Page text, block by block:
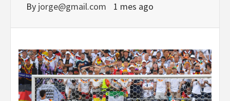
By jorge@gmail.com 1 mes ago